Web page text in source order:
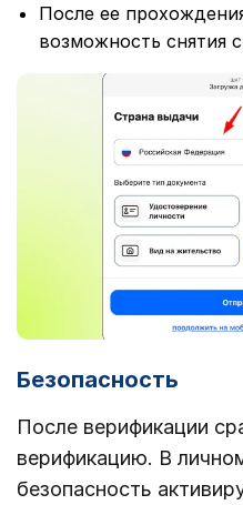
После ее
возможность снятия
Безопасность
После верификации
верификацию. В
безопасность